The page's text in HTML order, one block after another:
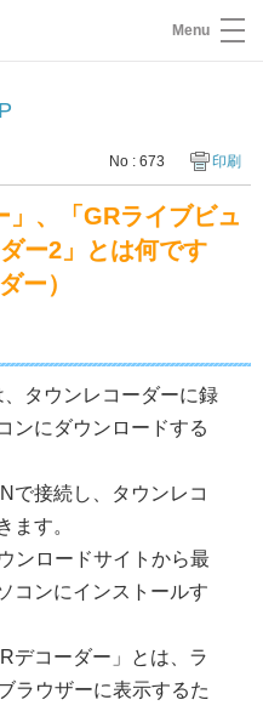
Menu
No : 673 印刷
」、「GRライブビュ
ー2」とは何です
ー）
、タウンレコーダーに録
ンにダウンロードする
で接続し、タウンレコ
ます。
ンロードサイトから最
コンにインストールす
デコーダー」とは、ラ
ラウザーに表示するた